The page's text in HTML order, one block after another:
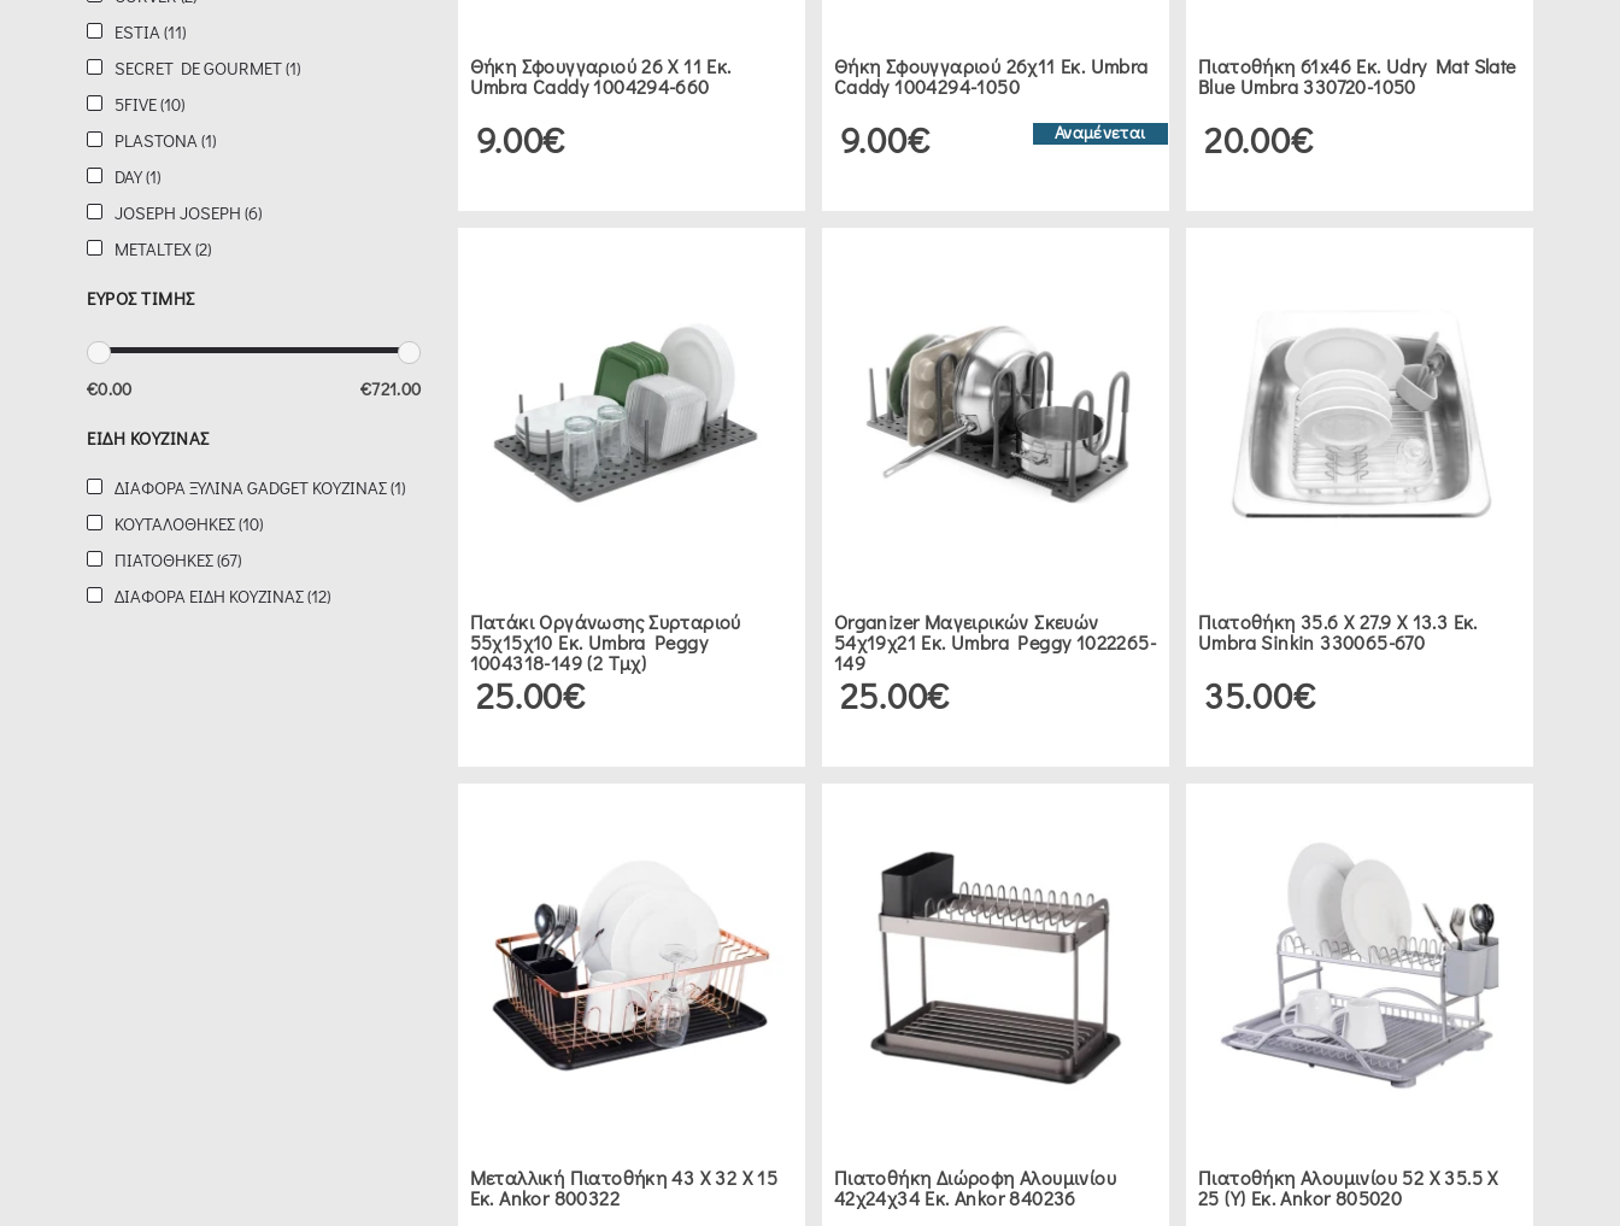
ESTIA (11)
SECRET DE GOURMET (1)
5FIVE (10)
PLASTONA (1)
DAY (1)
JOSEPH JOSEPH (6)
METALTEX (2)
ΕΥΡΟΣ ΤΙΜΗΣ
€0.00 €721.00
ΕΊΔΗ ΚΟΥΖΊΝΑΣ
ΔΙΆΦΟΡΑ ΞΎΛΙΝΑ GADGET ΚΟΥΖΊΝΑΣ (1)
ΚΟΥΤΑΛΟΘΉΚΕΣ (10)
ΠΙΑΤΟΘΉΚΕΣ (67)
ΔΙΆΦΟΡΑ ΕΊΔΗ ΚΟΥΖΊΝΑΣ (12)
Θήκη Σφουγγαριού 26 X 11 Εκ.
Umbra Caddy 1004294-660
9.00€
Θήκη Σφουγγαριού 26χ11 Εκ. Umbra
Caddy 1004294-1050
9.00€ Αναμένεται
Πιατοθήκη 61x46 Εκ. Udry Mat Slate
Blue Umbra 330720-1050
20.00€
Πατάκι Οργάνωσης Συρταριού
55χ15χ10 Εκ. Umbra Peggy
1004318-149 (2 Τμχ)
25.00€
Organizer Μαγειρικών Σκευών
54χ19χ21 Εκ. Umbra Peggy 1022265-
149
25.00€
Πιατοθήκη 35.6 Χ 27.9 Χ 13.3 Εκ.
Umbra Sinkin 330065-670
35.00€
Μεταλλική Πιατοθήκη 43 Χ 32 Χ 15
Εκ. Ankor 800322
Πιατοθήκη Διώροφη Αλουμινίου
42χ24χ34 Εκ. Ankor 840236
Πιατοθήκη Αλουμινίου 52 Χ 35.5 Χ
25 (Υ) Εκ. Ankor 805020